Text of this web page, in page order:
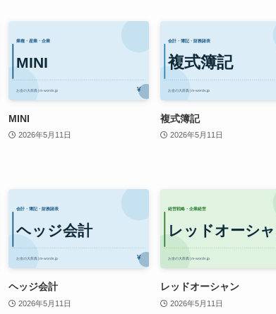
MINI
2026年5月11日
複式簿記
2026年5月11日
ヘッジ会計
2026年5月11日
レッドオーシャン
2026年5月11日